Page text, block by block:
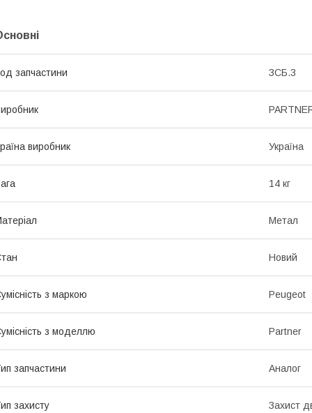
запчастини ЗСБ.3
виробник Україна
14 кг
Метал
Новий
з маркою Peugeot
з моделлю Partner
запчастини Аналог
захисту Захист